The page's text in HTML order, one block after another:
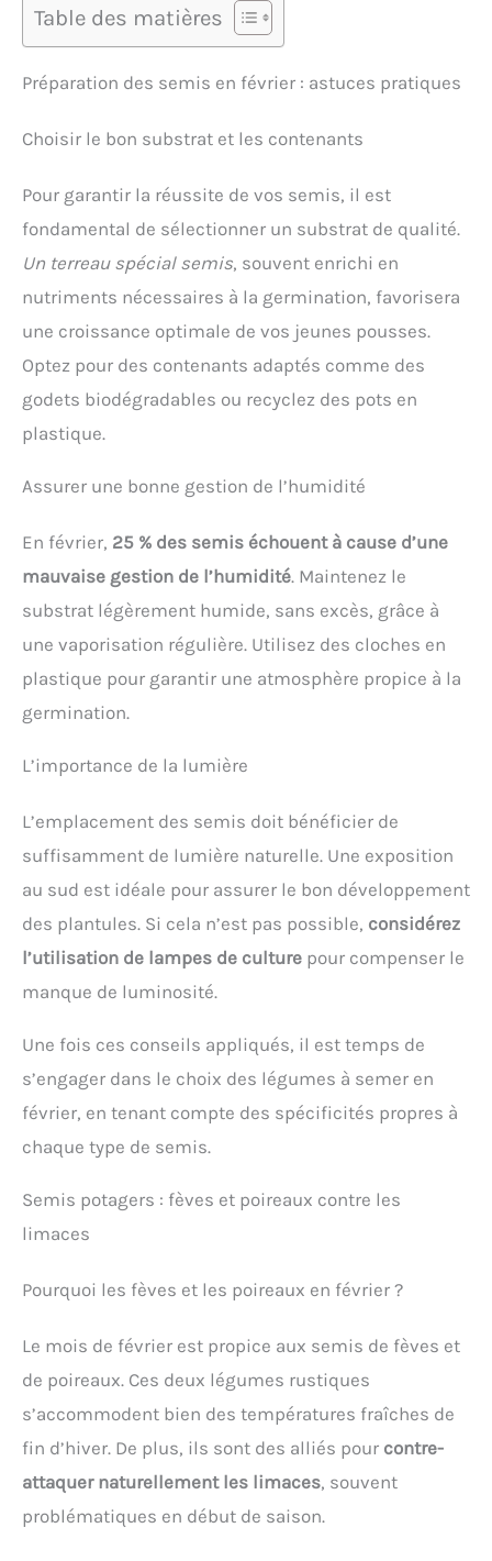
Table des matières
Préparation des semis en février : astuces pratiques
Choisir le bon substrat et les contenants
Pour garantir la réussite de vos semis, il est
fondamental de sélectionner un substrat de qualité.
Un terreau spécial semis, souvent enrichi en
nutriments nécessaires à la germination, favorisera
une croissance optimale de vos jeunes pousses.
Optez pour des contenants adaptés comme des
godets biodégradables ou recyclez des pots en
plastique.
Assurer une bonne gestion de l’humidité
En février, 25 % des semis échouent à cause d’une
mauvaise gestion de l’humidité. Maintenez le
substrat légèrement humide, sans excès, grâce à
une vaporisation régulière. Utilisez des cloches en
plastique pour garantir une atmosphère propice à la
germination.
L’importance de la lumière
L’emplacement des semis doit bénéficier de
suffisamment de lumière naturelle. Une exposition
au sud est idéale pour assurer le bon développement
des plantules. Si cela n’est pas possible, considérez
l’utilisation de lampes de culture pour compenser le
manque de luminosité.
Une fois ces conseils appliqués, il est temps de
s’engager dans le choix des légumes à semer en
février, en tenant compte des spécificités propres à
chaque type de semis.
Semis potagers : fèves et poireaux contre les
limaces
Pourquoi les fèves et les poireaux en février ?
Le mois de février est propice aux semis de fèves et
de poireaux. Ces deux légumes rustiques
s’accommodent bien des températures fraîches de
fin d’hiver. De plus, ils sont des alliés pour contre-
attaquer naturellement les limaces, souvent
problématiques en début de saison.